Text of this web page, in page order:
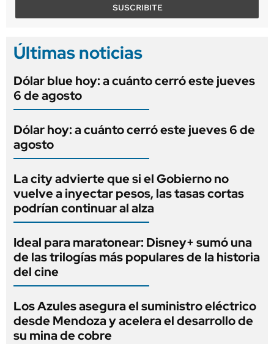
SUSCRIBITE
Últimas noticias
Dólar blue hoy: a cuánto cerró este jueves
6 de agosto
Dólar hoy: a cuánto cerró este jueves 6 de
agosto
La city advierte que si el Gobierno no
vuelve a inyectar pesos, las tasas cortas
podrían continuar al alza
Ideal para maratonear: Disney+ sumó una
de las trilogías más populares de la historia
del cine
Los Azules asegura el suministro eléctrico
desde Mendoza y acelera el desarrollo de
su mina de cobre